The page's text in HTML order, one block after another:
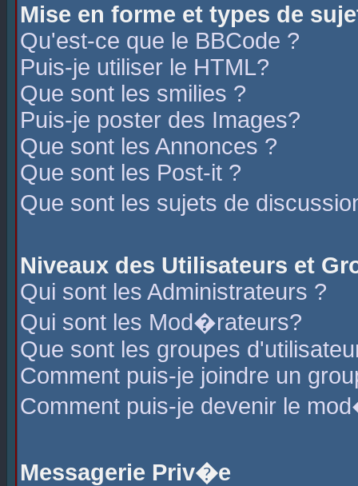
Mise en forme et types de
Qu'est-ce que le BBCode ?
Puis-je utiliser le HTML?
Que sont les smilies ?
Puis-je poster des Images?
Que sont les Annonces ?
Que sont les Post-it ?
Que sont les sujets de
Niveaux des Utilisateurs et
Qui sont les Administrateurs ?
Qui sont les Mod�rateurs?
Que sont les groupes
Comment puis-je joindre un
Comment puis-je devenir le
Messagerie Priv�e